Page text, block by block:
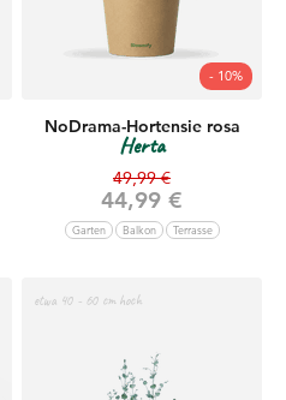
- 10%
NoDrama-Hortensie rosa
Herta
Angebot
44,99 €
Regulärer Preis
49,99 €
Garten Balkon Terrasse
etwa 40 - 60 cm hoch